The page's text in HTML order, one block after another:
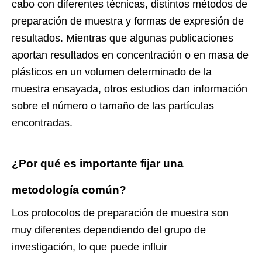
cabo con diferentes técnicas, distintos métodos de
preparación de muestra y formas de expresión de
resultados. Mientras que algunas publicaciones
aportan resultados en concentración o en masa de
plásticos en un volumen determinado de la
muestra ensayada, otros estudios dan información
sobre el número o tamaño de las partículas
encontradas.
¿Por qué es importante fijar una
metodología común?
Los protocolos de preparación de muestra son
muy diferentes dependiendo del grupo de
investigación, lo que puede influir